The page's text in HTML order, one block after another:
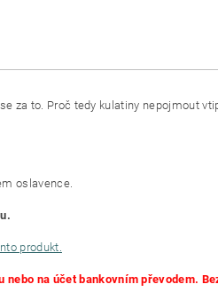
za to. Proč tedy kulatiny nepojmout
oslavence.
produkt.
na účet bankovním převodem.